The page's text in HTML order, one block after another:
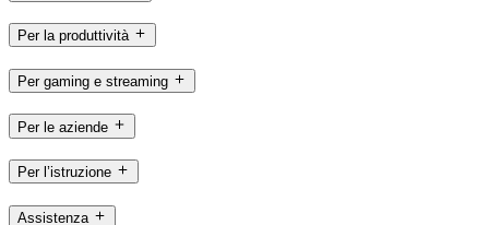
Per la produttività
Per gaming e streaming
Per le aziende
Per l’istruzione
Assistenza